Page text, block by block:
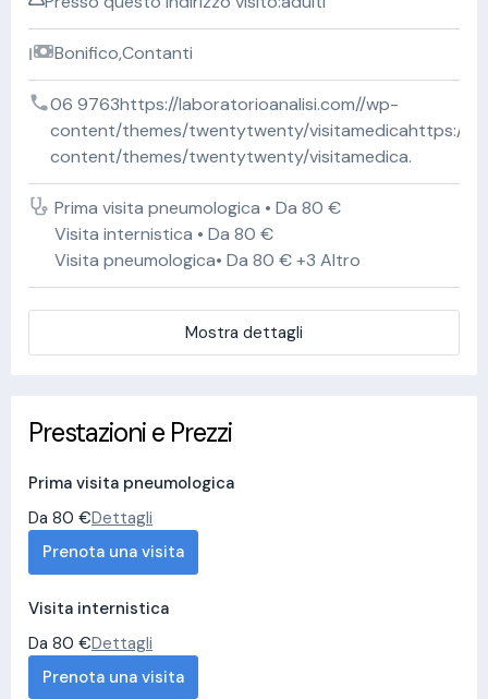
Bonifico,Contanti
06 9763https://laboratorioanalisi.com//wp-
content/themes/twentytwenty/visitamedicahttps://
content/themes/twentytwenty/visitamedica.
Prima visita pneumologica • Da 80 €
Visita internistica • Da 80 €
Visita pneumologica• Da 80 € +3 Altro
Mostra dettagli
Prestazioni e Prezzi
Prima visita pneumologica
Da 80 €Dettagli
Prenota una visita
Visita internistica
Da 80 €Dettagli
Prenota una visita